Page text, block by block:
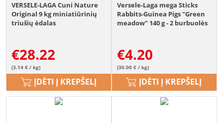
VERSELE-LAGA Cuni Nature
Original 9 kg miniatiūrinių
triušių ėdalas
€28.22
(3.14 € / kg)
ĮDĖTI Į KREPŠELĮ
Versele-Laga mega Sticks
Rabbits-Guinea Pigs "Green
meadow" 140 g - 2 burbuolės
€4.20
(30.00 € / kg)
ĮDĖTI Į KREPŠELĮ